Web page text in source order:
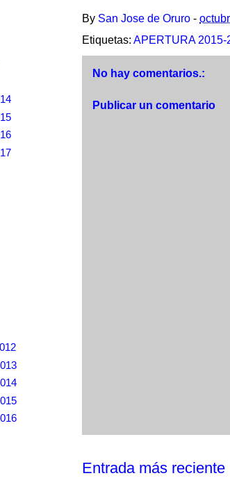
By San Jose de Oruro -
Etiquetas: APERTURA 2015-
No hay comentarios.:
Publicar un comentario
Entrada más reciente